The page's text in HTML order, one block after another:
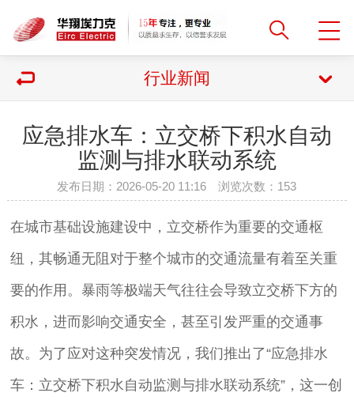
行业新闻
应急排水车：立交桥下积水自动
监测与排水联动系统
发布日期：2026-05-20 11:16 浏览次数： 153
在城市基础设施建设中，立交桥作为重要的交通枢
纽，其畅通无阻对于整个城市的交通流量有着至关重
要的作用。暴雨等极端天气往往会导致立交桥下方的
积水，进而影响交通安全，甚至引发严重的交通事
故。为了应对这种突发情况，我们推出了“应急排水
车：立交桥下积水自动监测与排水联动系统”，这一创